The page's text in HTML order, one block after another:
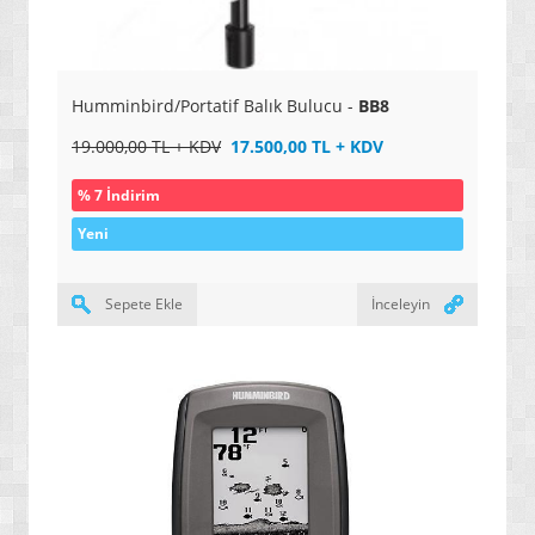
» EĞİTİM VE ÖĞRETİM SETLERİ
» EV ÜRÜNLERİ
» ÜTÜLEME SİSTEMLERİ
» YENİ NESİL AKILLI ÇAMAŞIR MAKİNELERİ
» YENİ NESİL ARAÇLAR / MOTORLAR
» ERKEK KLASİK SAATLERİ
» ERKEK SPOR SAATLERİ
» AKILLI SAATLER
Humminbird/Portatif Balık Bulucu - BB8
19.000,00 TL + KDV 17.500,00 TL + KDV
% 7 İndirim
Yeni
Sepete Ekle İnceleyin